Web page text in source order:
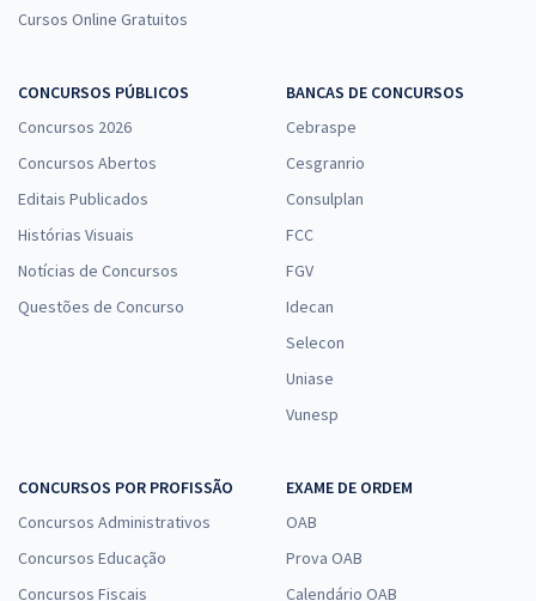
Cursos Online Gratuitos
CONCURSOS PÚBLICOS
Concursos 2026
Concursos Abertos
Editais Publicados
Histórias Visuais
Notícias de Concursos
Questões de Concurso
BANCAS DE CONCURSOS
Cebraspe
Cesgranrio
Consulplan
FCC
FGV
Idecan
Selecon
Uniase
Vunesp
CONCURSOS POR PROFISSÃO
Concursos Administrativos
Concursos Educação
Concursos Fiscais
EXAME DE ORDEM
OAB
Prova OAB
Calendário OAB